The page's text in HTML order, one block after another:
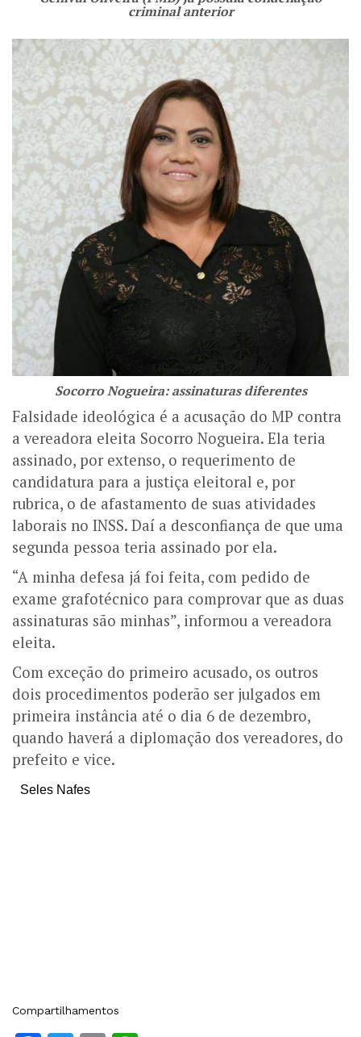
criminal anterior
Socorro Nogueira: assinaturas diferentes
Falsidade ideológica é a acusação do MP contra
a vereadora eleita Socorro Nogueira. Ela teria
assinado, por extenso, o requerimento de
candidatura para a justiça eleitoral e, por
rubrica, o de afastamento de suas atividades
laborais no INSS. Daí a desconfiança de que uma
segunda pessoa teria assinado por ela.
“A minha defesa já foi feita, com pedido de
exame grafotécnico para comprovar que as duas
assinaturas são minhas”, informou a vereadora
eleita.
Com exceção do primeiro acusado, os outros
dois procedimentos poderão ser julgados em
primeira instância até o dia 6 de dezembro,
quando haverá a diplomação dos vereadores, do
prefeito e vice.
Seles Nafes
Compartilhamentos